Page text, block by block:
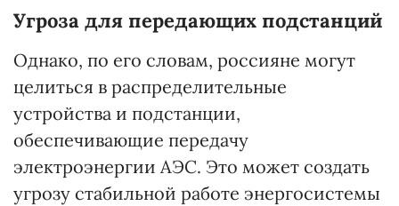
Угроза для передающих подстанций
Однако, по его словам, россияне могут
целиться в распределительные
устройства и подстанции,
обеспечивающие передачу
электроэнергии АЭС. Это может создать
угрозу стабильной работе энергосистемы